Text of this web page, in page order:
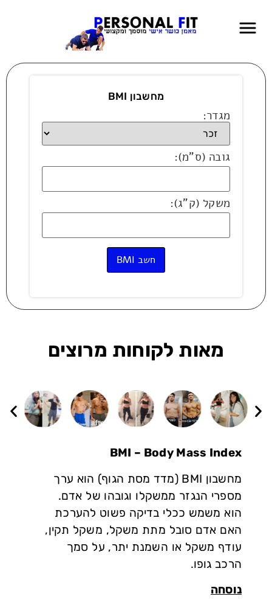
מחשבון BMI
מגדר:
גובה (ס"מ):
משקל (ק"ג):
חשב BMI
מאות לקוחות מרוצים
BMI – Body Mass Index
מחשבון BMI (מדד מסת הגוף) הוא ערך
מספרי הנגזר ממשקלו וגובהו של אדם.
הוא משמש ככלי בדיקה פשוט להערכת
האם אדם סובל מתת משקל, משקל תקין,
עודף משקל או השמנת יתר, על סמך
הרכב גופו.
נוסחה